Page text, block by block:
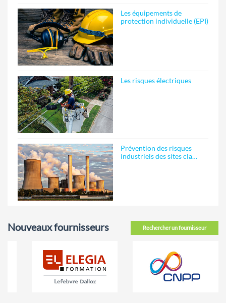
Les équipements de
protection individuelle (EPI)
Les risques électriques
Prévention des risques
industriels des sites cla…
Rechercher un fournisseur
Nouveaux fournisseurs